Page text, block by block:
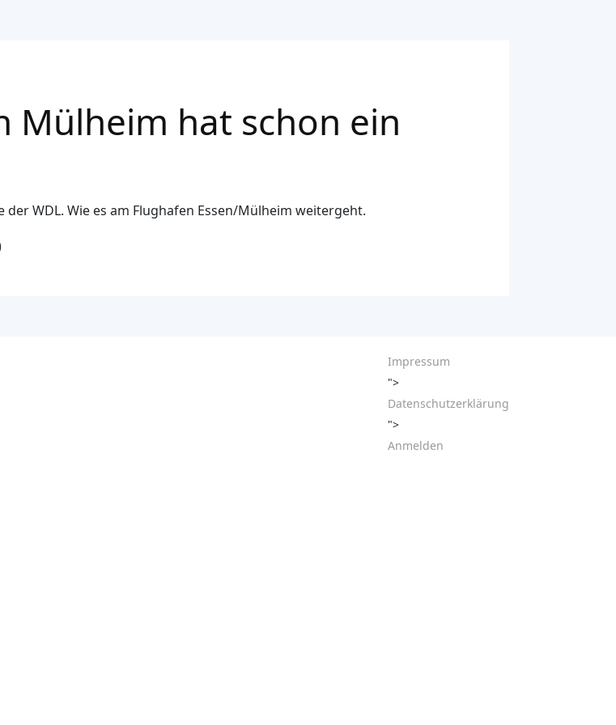
Mülheim hat schon ein
WDL. Wie es am Flughafen Essen/Mülheim weitergeht.
Impressum
">
Datenschutzerklärung
">
Anmelden